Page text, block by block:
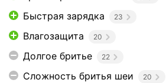
Быстрая зарядка 23
Влагозащита 20
Долгое бритье 22
Сложность бритья шеи 20